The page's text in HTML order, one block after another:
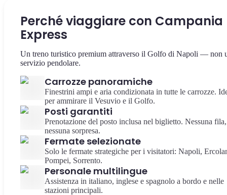
Perché viaggiare con Campania
Express
Un treno turistico premium attraverso il Golfo di Napoli — non
servizio pendolare.
Carrozze panoramiche
Finestrini ampi e aria condizionata in tutte le carrozze.
per ammirare il Vesuvio e il Golfo.
Posti garantiti
Prenotazione del posto inclusa nel biglietto. Nessuna fila,
nessuna sorpresa.
Fermate selezionate
Solo le fermate strategiche per i visitatori: Napoli,
Pompei, Sorrento.
Personale multilingue
Assistenza in italiano, inglese e spagnolo a bordo e nelle
stazioni principali.